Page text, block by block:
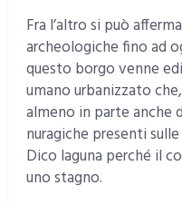
Fra l’altro si può
archeologiche fino ad
questo borgo venne
umano urbanizzato
almeno in parte anche
nuragiche presenti
Dico laguna perché il
uno stagno.